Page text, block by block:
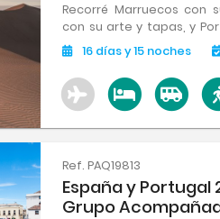
Recorré Marruecos con
con su arte y tapas, y
Tres destinos, un viaje
16 díasy 15 noches
Ref. PAQ19813
España y
Grupo